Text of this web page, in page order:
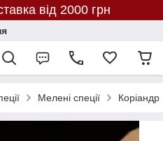
від 2000 грн
Мелені спеції